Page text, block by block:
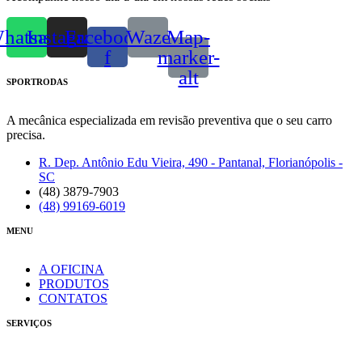
Instagram
Facebook-
f
WazeMap-
marker-
alt
SPORTRODAS
A mecânica especializada em revisão preventiva que o seu carro
precisa.
R. Dep. Antônio Edu Vieira, 490 - Pantanal, Florianópolis -
SC
(48) 3879-7903
(48) 99169-6019
MENU
A OFICINA
PRODUTOS
CONTATOS
SERVIÇOS